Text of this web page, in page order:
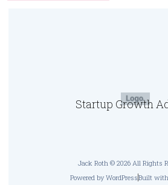
Startup Growth
Jack Roth © 2026 All Rights
Powered by WordPressBuilt